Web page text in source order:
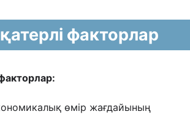
факторлар
өмір жағдайының